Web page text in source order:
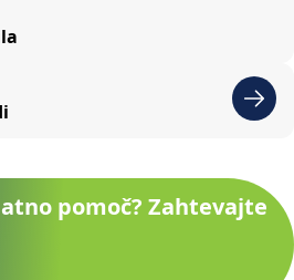
pomoč? Zahtevajte